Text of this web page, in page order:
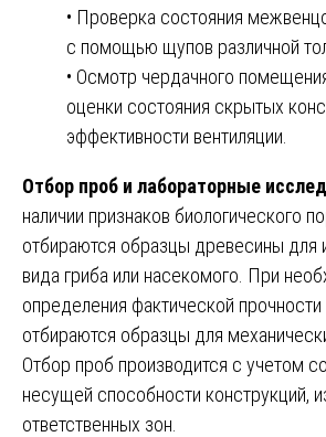
• Проверка состояния
с помощью щупов различной
• Осмотр чердачного
оценки состояния скрытых
эффективности вентиляции.
Отбор проб и лабораторные
наличии признаков биологического
отбираются образцы древесины для
вида гриба или насекомого. При
определения фактической
отбираются образцы для
Отбор проб производится с учетом
несущей способности конструкций,
ответственных зон.